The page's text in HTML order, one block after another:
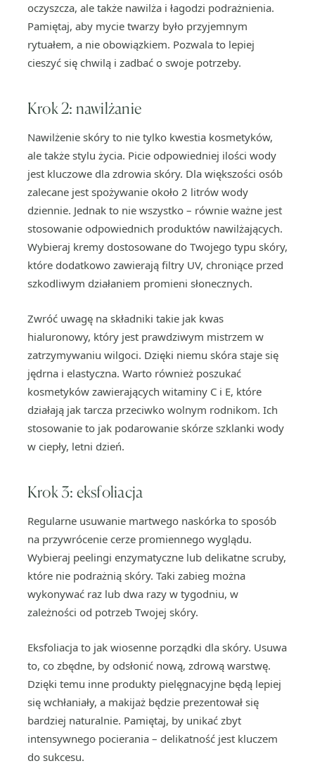
oczyszcza, ale także nawilża i łagodzi podrażnienia.
Pamiętaj, aby mycie twarzy było przyjemnym
rytuałem, a nie obowiązkiem. Pozwala to lepiej
cieszyć się chwilą i zadbać o swoje potrzeby.
Krok 2: nawilżanie
Nawilżenie skóry to nie tylko kwestia kosmetyków,
ale także stylu życia. Picie odpowiedniej ilości wody
jest kluczowe dla zdrowia skóry. Dla większości osób
zalecane jest spożywanie około 2 litrów wody
dziennie. Jednak to nie wszystko – równie ważne jest
stosowanie odpowiednich produktów nawilżających.
Wybieraj kremy dostosowane do Twojego typu skóry,
które dodatkowo zawierają filtry UV, chroniące przed
szkodliwym działaniem promieni słonecznych.
Zwróć uwagę na składniki takie jak kwas
hialuronowy, który jest prawdziwym mistrzem w
zatrzymywaniu wilgoci. Dzięki niemu skóra staje się
jędrna i elastyczna. Warto również poszukać
kosmetyków zawierających witaminy C i E, które
działają jak tarcza przeciwko wolnym rodnikom. Ich
stosowanie to jak podarowanie skórze szklanki wody
w ciepły, letni dzień.
Krok 3: eksfoliacja
Regularne usuwanie martwego naskórka to sposób
na przywrócenie cerze promiennego wyglądu.
Wybieraj peelingi enzymatyczne lub delikatne scruby,
które nie podrażnią skóry. Taki zabieg można
wykonywać raz lub dwa razy w tygodniu, w
zależności od potrzeb Twojej skóry.
Eksfoliacja to jak wiosenne porządki dla skóry. Usuwa
to, co zbędne, by odsłonić nową, zdrową warstwę.
Dzięki temu inne produkty pielęgnacyjne będą lepiej
się wchłaniały, a makijaż będzie prezentował się
bardziej naturalnie. Pamiętaj, by unikać zbyt
intensywnego pocierania – delikatność jest kluczem
do sukcesu.